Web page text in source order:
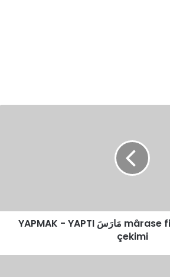
çekimi
YAPMAK - YAPTI مَارَسَ mârase fiilinin nehyi hazır
çekimi